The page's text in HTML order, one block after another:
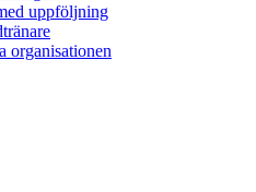
uppföljning
organisationen